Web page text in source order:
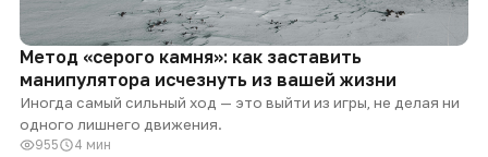
Метод «серого камня»: как заставить
манипулятора исчезнуть из вашей жизни
Иногда самый сильный ход — это выйти из игры, не делая ни
одного лишнего движения.
955 4 мин